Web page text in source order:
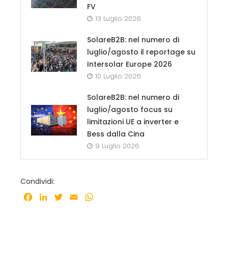
FV
13 Luglio 2026
SolareB2B: nel numero di
luglio/agosto il reportage su
Intersolar Europe 2026
10 Luglio 2026
SolareB2B: nel numero di
luglio/agosto focus su
limitazioni UE a inverter e
Bess dalla Cina
9 Luglio 2026
Condividi:
Facebook
LinkedInTwitter
Email